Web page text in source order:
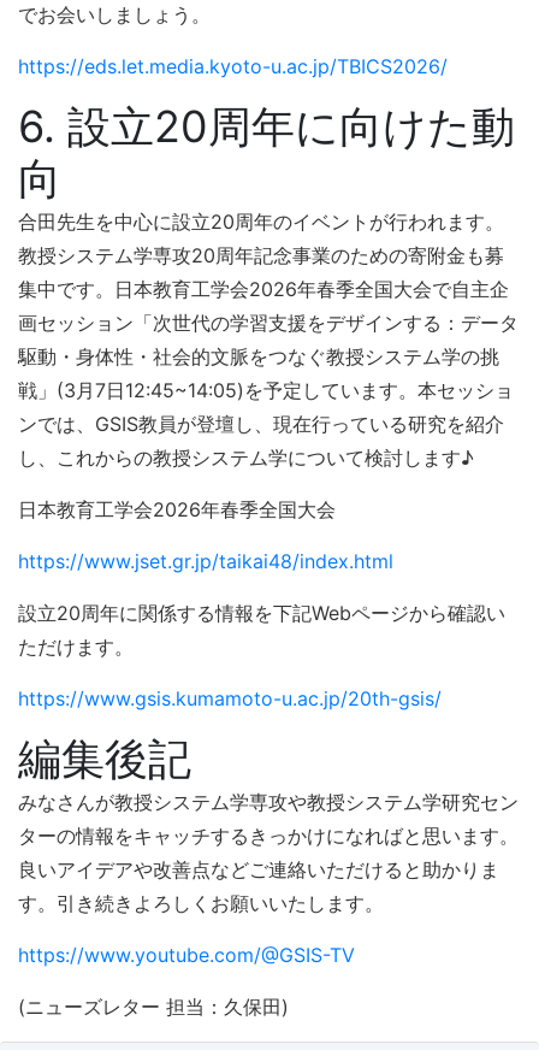
でお会いしましょう。
https://eds.let.media.kyoto-u.ac.jp/TBICS2026/
6. 設立20周年に向けた動
向
合田先生を中心に設立20周年のイベントが行われます。
教授システム学専攻20周年記念事業のための寄附金も募
集中です。日本教育工学会2026年春季全国大会で自主企
画セッション「次世代の学習支援をデザインする：データ
駆動・身体性・社会的文脈をつなぐ教授システム学の挑
戦」(3月7日12:45~14:05)を予定しています。本セッショ
ンでは、GSIS教員が登壇し、現在行っている研究を紹介
し、これからの教授システム学について検討します♪
日本教育工学会2026年春季全国大会
https://www.jset.gr.jp/taikai48/index.html
設立20周年に関係する情報を下記Webページから確認い
ただけます。
https://www.gsis.kumamoto-u.ac.jp/20th-gsis/
編集後記
みなさんが教授システム学専攻や教授システム学研究セン
ターの情報をキャッチするきっかけになればと思います。
良いアイデアや改善点などご連絡いただけると助かりま
す。引き続きよろしくお願いいたします。
https://www.youtube.com/@GSIS-TV
(ニューズレター 担当：久保田)